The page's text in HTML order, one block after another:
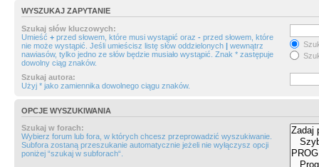
WYSZUKAJ ZAPYTANIE
Szukaj słów kluczowych:
Umieść + przed słowem, które musi wystąpić oraz - przed słowem, które
nie może wystąpić. Jeśli umieścisz listę słów oddzielonych | wewnątrz
nawiasów, tylko jedno ze słów będzie musiało wystąpić. Znak * zastępuje
dowolny ciąg znaków.
Szukaj autora:
Użyj * jako zamiennika dowolnego ciągu znaków.
OPCJE WYSZUKIWANIA
Szukaj w forach:
Wybierz forum lub fora, w których chcesz przeprowadzić wyszukiwanie.
Subfora zostaną przeszukanie automatycznie jeżeli nie wyłączysz opcji
poniżej “szukaj w subforach“.